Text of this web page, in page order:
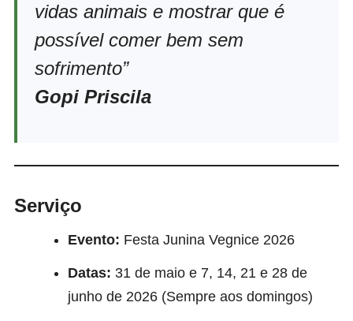
vidas animais e mostrar que é
possível comer bem sem
sofrimento”
Gopi Priscila
Serviço
Evento: Festa Junina Vegnice 2026
Datas: 31 de maio e 7, 14, 21 e 28 de
junho de 2026 (Sempre aos domingos)